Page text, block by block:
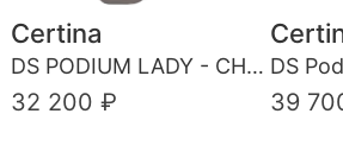
Certina
DS PODIUM LADY - CHRONOGRAPH
32 200 ₽
DS
39